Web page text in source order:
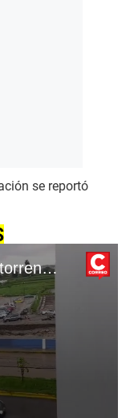
se reportó
CORREO | Lluvias activan torrenteras y dejan vehículo atrapado y vías bloqueadas en Arequipa